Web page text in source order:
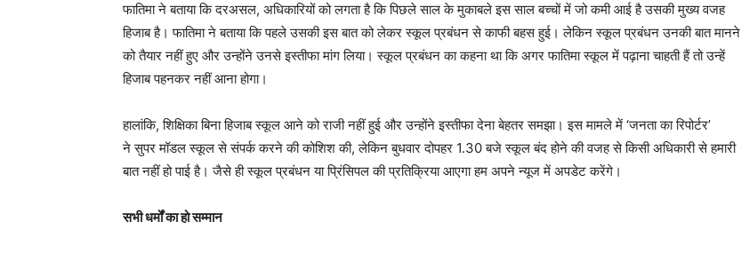
फातिमा ने बताया कि दरअसल, अधिकारियों को लगता है कि पिछले साल के मुकाबले इस साल बच्चों में जो कमी आई है उसकी मुख्य वजह
हिजाब है। फातिमा ने बताया कि पहले उसकी इस बात को लेकर स्कूल प्रबंधन से काफी बहस हुई। लेकिन स्कूल प्रबंधन उनकी बात मानने
को तैयार नहीं हुए और उन्होंने उनसे इस्तीफा मांग लिया। स्कूल प्रबंधन का कहना था कि अगर फातिमा स्कूल में पढ़ाना चाहती हैं तो उन्हें
हिजाब पहनकर नहीं आना होगा।
हालांकि, शिक्षिका बिना हिजाब स्कूल आने को राजी नहीं हुई और उन्होंने इस्तीफा देना बेहतर समझा। इस मामले में ‘जनता का रिपोर्टर’
ने सुपर मॉडल स्कूल से संपर्क करने की कोशिश की, लेकिन बुधवार दोपहर 1.30 बजे स्कूल बंद होने की वजह से किसी अधिकारी से हमारी
बात नहीं हो पाई है। जैसे ही स्कूल प्रबंधन या प्रिंसिपल की प्रतिक्रिया आएगा हम अपने न्यूज में अपडेट करेंगे।
सभी धर्मों का हो सम्मान